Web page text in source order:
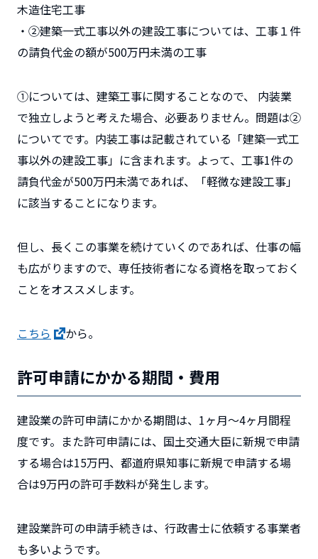
木造住宅工事
・②建築一式工事以外の建設工事については、工事１件
の請負代金の額が500万円未満の工事
①については、建築工事に関することなので、 内装業
で独立しようと考えた場合、必要ありません。問題は②
についてです。内装工事は記載されている「建築一式工
事以外の建設工事」に含まれます。よって、工事1件の
請負代金が500万円未満であれば、「軽微な建設工事」
に該当することになります。
但し、長くこの事業を続けていくのであれば、仕事の幅
も広がりますので、専任技術者になる資格を取っておく
ことをオススメします。
こちら から。
許可申請にかかる期間・費用
建設業の許可申請にかかる期間は、1ヶ月～4ヶ月間程
度です。また許可申請には、国土交通大臣に新規で申請
する場合は15万円、都道府県知事に新規で申請する場
合は9万円の許可手数料が発生します。
建設業許可の申請手続きは、行政書士に依頼する事業者
も多いようです。